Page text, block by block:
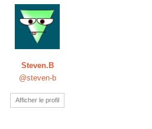
Steven.B
@steven-b
Afficher le profil